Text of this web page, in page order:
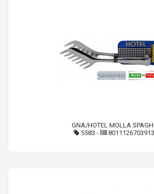
GNA/HOTEL MOLLA
5583 - 8011126703913